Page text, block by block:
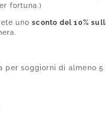
fortuna.)
unosconto del 10%
per soggiorni di almeno 5